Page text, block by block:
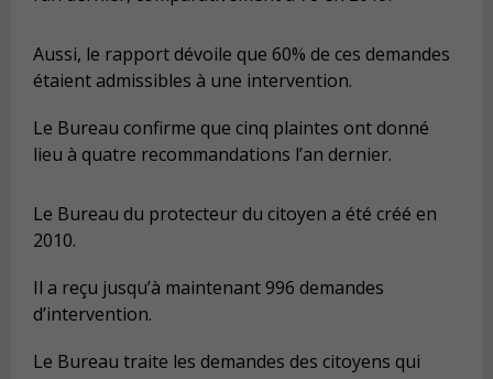
Aussi, le rapport dévoile que 60% de ces demandes
étaient admissibles à une intervention.
Le Bureau confirme que cinq plaintes ont donné
lieu à quatre recommandations l’an dernier.
Le Bureau du protecteur du citoyen a été créé en
2010.
Il a reçu jusqu’à maintenant 996 demandes
d’intervention.
Le Bureau traite les demandes des citoyens qui